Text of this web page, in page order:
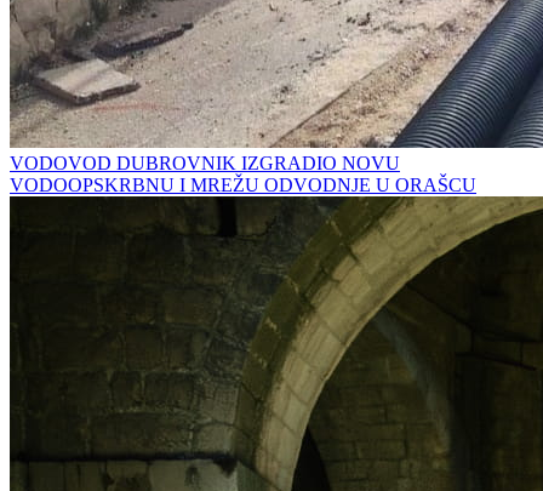
VODOVOD DUBROVNIK IZGRADIO NOVU
VODOOPSKRBNU I MREŽU ODVODNJE U ORAŠCU